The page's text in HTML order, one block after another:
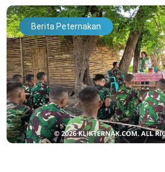
Berita Peternakan